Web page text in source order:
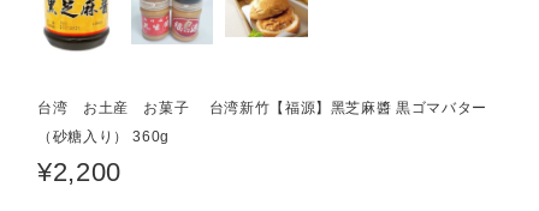
台湾 お土産 お菓子 台湾新竹【福源】黑芝麻醬 黒ゴマバター
（砂糖入り） 360g
¥2,200